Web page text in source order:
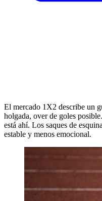
El mercado 1X2 describe un
holgada, over de goles
está ahí. Los saques de
estable y menos emocional.